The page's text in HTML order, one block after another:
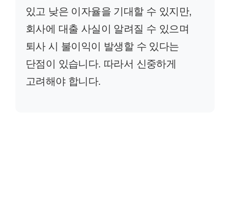
있고 낮은 이자율을 기대할 수 있지만,
회사에 대출 사실이 알려질 수 있으며
퇴사 시 불이익이 발생할 수 있다는
단점이 있습니다. 따라서 신중하게
고려해야 합니다.